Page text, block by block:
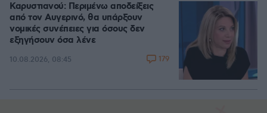
Καρυστιανού: Περιμένω αποδείξεις
από τον Αυγερινό, θα υπάρξουν
νομικές συνέπειες για όσους δεν
εξηγήσουν όσα λένε
10.08.2026, 08:45 179